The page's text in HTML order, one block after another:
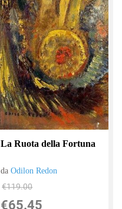
La Ruota della Fortuna
daOdilon Redon
€119.00
€65.45